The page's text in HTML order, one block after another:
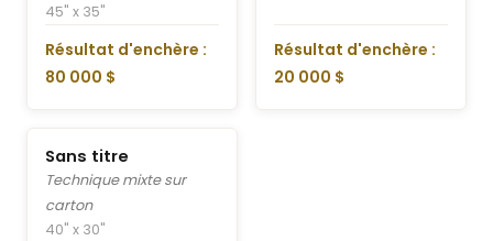
45" x 35"
Résultat d'enchère :
80 000 $
Résultat d'enchère :
20 000 $
Sans titre
Technique mixte sur
carton
40" x 30"